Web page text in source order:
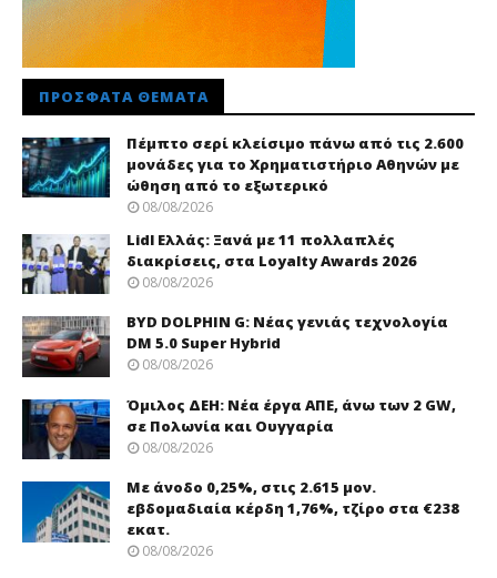
ΠΡΌΣΦΑΤΑ ΘΈΜΑΤΑ
Πέμπτο σερί κλείσιμο πάνω από τις 2.600
μονάδες για το Χρηματιστήριο Αθηνών με
ώθηση από το εξωτερικό
08/08/2026
Lidl Ελλάς: Ξανά με 11 πολλαπλές
διακρίσεις, στα Loyalty Awards 2026
08/08/2026
BYD DOLPHIN G: Νέας γενιάς τεχνολογία
DM 5.0 Super Hybrid
08/08/2026
Όμιλος ΔΕΗ: Νέα έργα ΑΠΕ, άνω των 2 GW,
σε Πολωνία και Ουγγαρία
08/08/2026
Με άνοδο 0,25%, στις 2.615 μον.
εβδομαδιαία κέρδη 1,76%, τζίρο στα €238
εκατ.
08/08/2026